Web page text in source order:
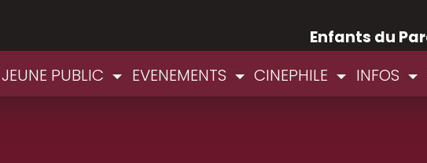
Enfants du
JEUNE PUBLIC EVENEMENTS CINEPHILE INFOS